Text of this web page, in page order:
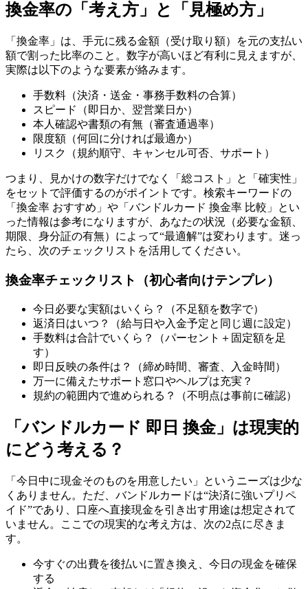
換金率の「考え方」と「見極め方」
「換金率」は、手元に残る金額（受け取り額）を元の支払い
額で割った比率のこと。数字が高いほど有利に見えますが、
実際は以下のような要素が絡みます。
手数料（決済・送金・事務手数料の合算）
スピード（即日か、翌営業日か）
本人確認や書類の有無（審査通過率）
限度額（何回に分ければ最適か）
リスク（規約順守、キャンセル可否、サポート）
つまり、見かけの数字だけでなく「総コスト」と「確実性」
をセットで評価するのがポイントです。検索キーワードの
「換金率 おすすめ」や「バンドルカード 換金率 比較」とい
った情報は参考になりますが、あなたの状況（必要な金額、
期限、身分証の有無）によって“最適解”は変わります。迷っ
たら、次のチェックリストを活用してください。
換金率チェックリスト（初心者向けテンプレ）
今日必要な実額はいくら？（不足額を数字で）
返済日はいつ？（給与日や入金予定と同じ週に設定）
手数料は合計でいくら？（パーセント＋固定額を足
す）
即日反映の条件は？（締め時間、審査、入金時間）
万一に備えたサポート窓口やヘルプは充実？
規約の範囲内で進められる？（不明点は事前に確認）
「バンドルカード 即日 換金」は現実的
にどう考える？
「今日中に現金そのものを用意したい」というニーズは少な
くありません。ただ、バンドルカードは“決済に強いプリペ
イド”であり、口座へ直接現金を引き出す用途は想定されて
いません。ここでの現実的な考え方は、次の2点に尽きま
す。
今すぐの出費を後払いに置き換え、今日の現金を確保
する